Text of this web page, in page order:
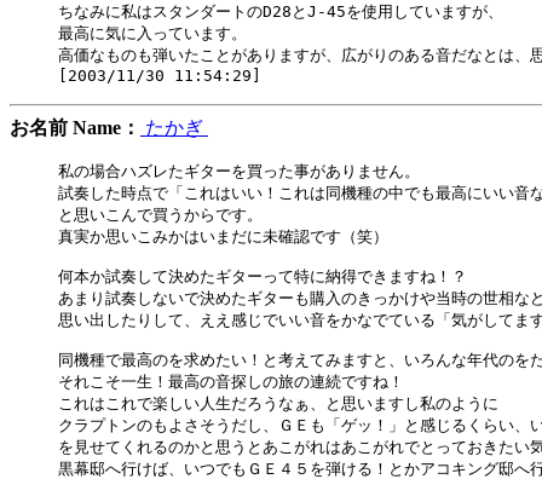
ちなみに私はスタンダートのD28とJ-45を使用していますが、
最高に気に入っています。
高価なものも弾いたことがありますが、広がりのある音だなとは
お名前 Name： たかぎ
私の場合ハズレたギターを買った事がありません。
試奏した時点で「これはいい！これは同機種の中でも最高にいい音
と思いこんで買うからです。
真実か思いこみかはいまだに未確認です（笑）
何本か試奏して決めたギターって特に納得できますね！？
あまり試奏しないで決めたギターも購入のきっかけや当時の世相な
思い出したりして、ええ感じでいい音をかなでている「気がしてま
同機種で最高のを求めたい！と考えてみますと、いろんな年代のを
それこそ一生！最高の音探しの旅の連続ですね！
これはこれで楽しい人生だろうなぁ、と思いますし私のように
クラプトンのもよさそうだし、ＧＥも「ゲッ！」と感じるくらい、
を見せてくれるのかと思うとあこがれはあこがれでとっておきたい
黒幕邸へ行けば、いつでもＧＥ４５を弾ける！とかアコキング邸へ